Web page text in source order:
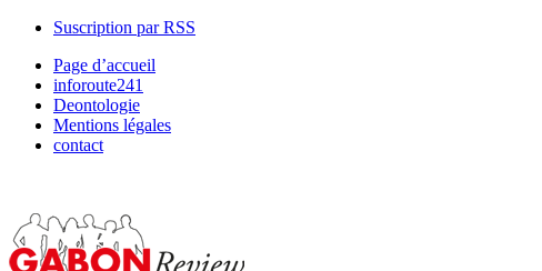
Suscription par RSS
Page d’accueil
inforoute241
Deontologie
Mentions légales
contact